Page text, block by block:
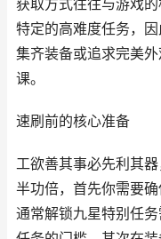
获取方式往往与游戏
特定的高难度任务，
集齐装备或追求完美
课。
速刷前的核心准备
工欲善其事必先利其
半功倍，首先你需要确
通常解锁九星特别任